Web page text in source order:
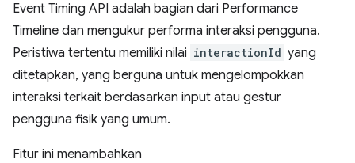
Event Timing API adalah bagian dari Performance
Timeline dan mengukur performa interaksi pengguna.
Peristiwa tertentu memiliki nilai interactionId yang
ditetapkan, yang berguna untuk mengelompokkan
interaksi terkait berdasarkan input atau gestur
pengguna fisik yang umum.
Fitur ini menambahkan